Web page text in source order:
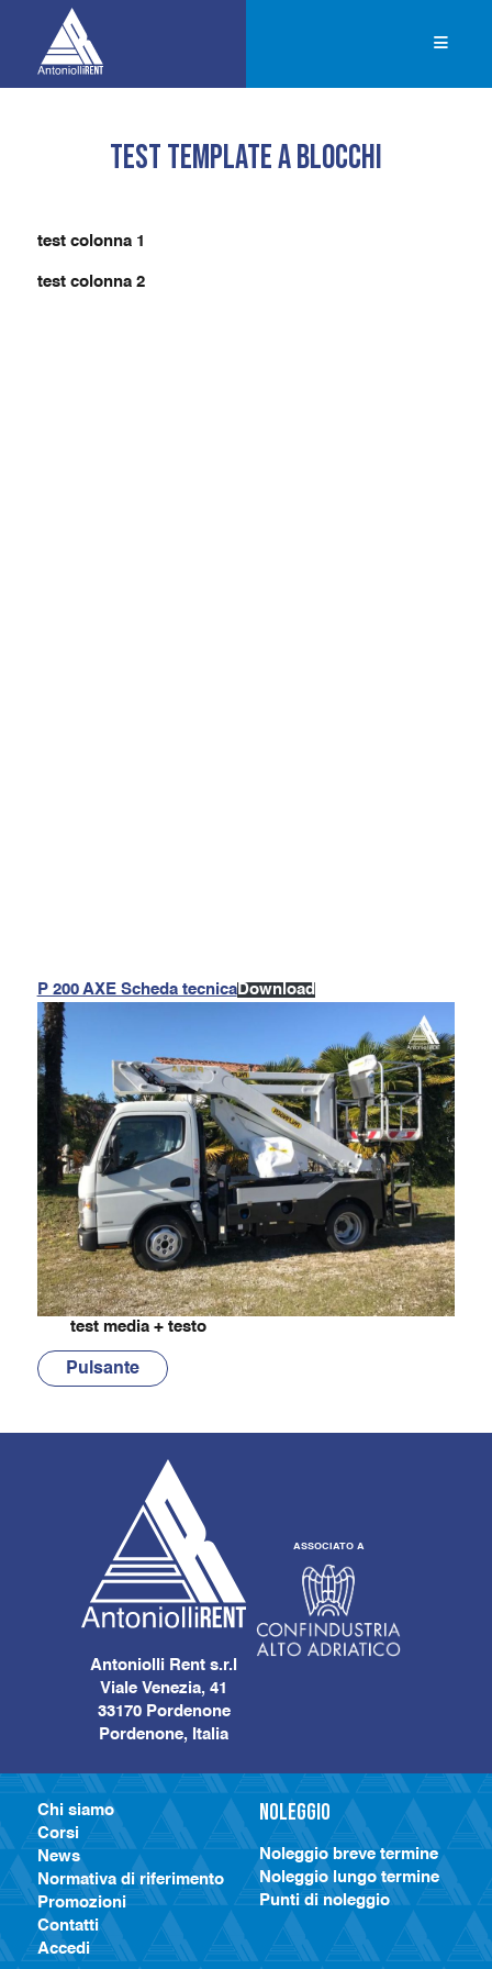
Menu
test template a blocchi
test colonna 1
test colonna 2
P 200 AXE Scheda tecnicaDownload
test media + testo
Pulsante
Antoniolli Rent s.r.l
Viale Venezia, 41
33170 Pordenone
Pordenone, Italia
ASSOCIATO A
Chi siamo
Corsi
News
Normativa di riferimento
Promozioni
Contatti
Accedi
Noleggio
Noleggio breve termine
Noleggio lungo termine
Punti di noleggio